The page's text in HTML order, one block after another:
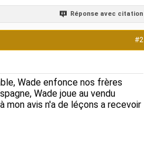
Réponse avec citation
#2
Wade enfonce nos frères
Wade joue au vendu
mon avis n'a de léçons a recevoir